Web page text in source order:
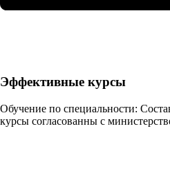
Эффективные курсы
Обучение по специальности:
курсы согласованны с